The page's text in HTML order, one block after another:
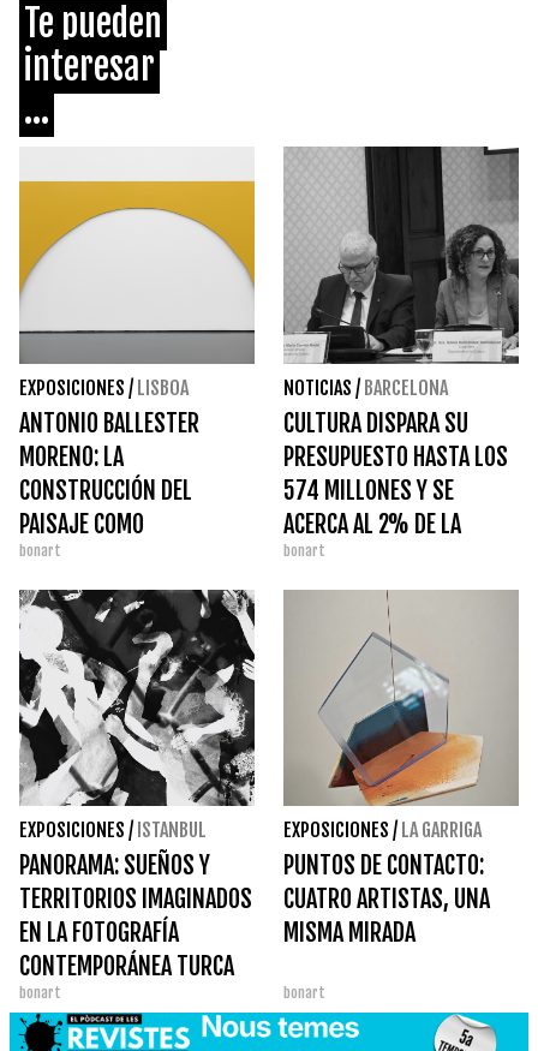
Te pueden
interesar
...
EXPOSICIONES / LISBOA
ANTONIO BALLESTER
MORENO: LA
CONSTRUCCIÓN DEL
PAISAJE COMO
EXPERIENCIA ESPACIAL
bonart
NOTICIAS / BARCELONA
CULTURA DISPARA SU
PRESUPUESTO HASTA LOS
574 MILLONES Y SE
ACERCA AL 2% DE LA
GENERALITAT
bonart
EXPOSICIONES / ISTANBUL
PANORAMA: SUEÑOS Y
TERRITORIOS IMAGINADOS
EN LA FOTOGRAFÍA
CONTEMPORÁNEA TURCA
bonart
EXPOSICIONES / LA GARRIGA
PUNTOS DE CONTACTO:
CUATRO ARTISTAS, UNA
MISMA MIRADA
bonart